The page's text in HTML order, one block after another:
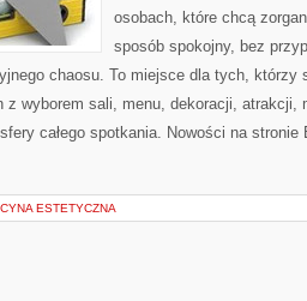
osobach, które chcą
sposób spokojny, bez
chaosu. To miejsce dla tych, którzy
z wyborem sali, menu, dekoracji, atrakcji,
całego spotkania. Nowości na
ESTETYCZNA